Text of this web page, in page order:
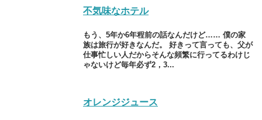
不気味なホテル
もう、5年か6年程前の話なんだけど…… 僕の家
族は旅行が好きなんだ。 好きって言っても、父が
仕事忙しい人だからそんな頻繁に行ってるわけじ
ゃないけど毎年必ず2，3...
オレンジジュース